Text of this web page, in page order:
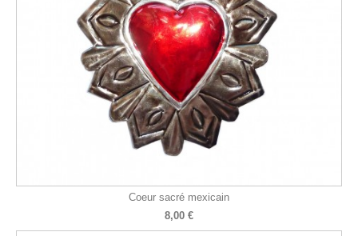
Coeur sacré mexicain
8,00 €